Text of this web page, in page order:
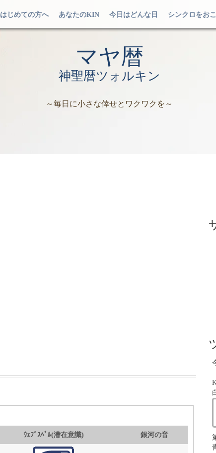
はじめての方へ あなたのKIN 今日はどんな日 シンクロをお
マヤ暦
神聖暦ツォルキン
～毎日に小さな倖せとワクワクを～
ｳｪﾌﾞｽﾍﾟﾙ(潜在意識) 銀河の音